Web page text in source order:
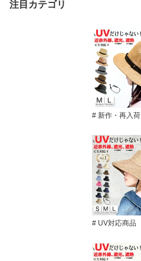
注目カテゴリ
# 新作・再入荷
# UV対応商品